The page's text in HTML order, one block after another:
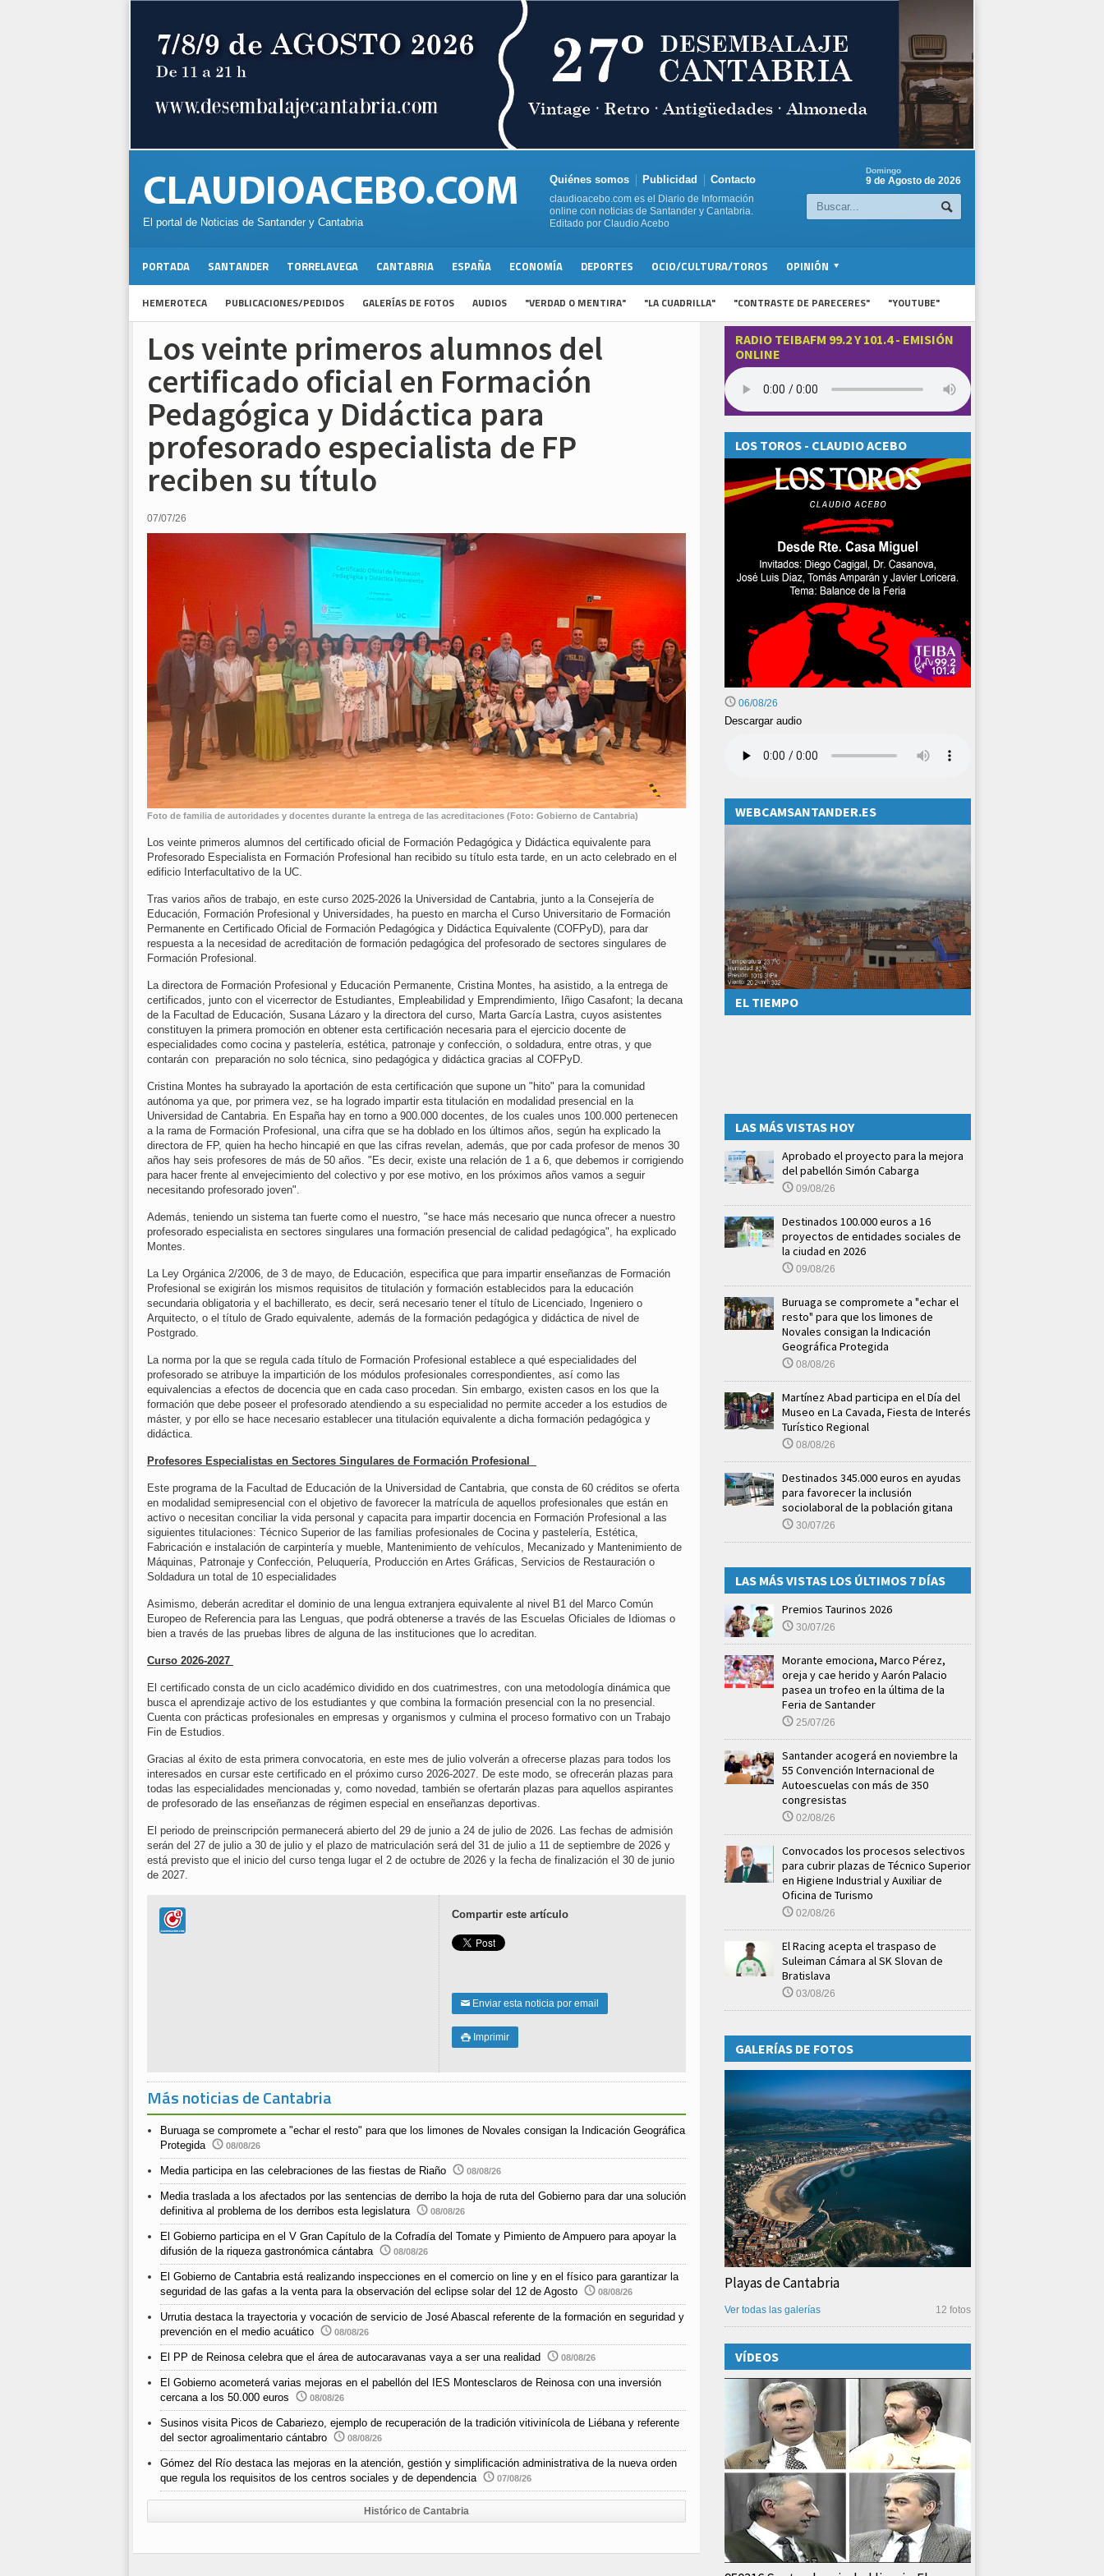
El portal de Noticias de Santander y Cantabria
Quiénes somos Publicidad Contacto
claudioacebo.com es el Diario de Información
online con noticias de Santander y Cantabria.
Editado por Claudio Acebo
Domingo
9 de Agosto de 2026
PORTADA SANTANDER TORRELAVEGA CANTABRIA ESPAÑA ECONOMÍA DEPORTES OCIO/CULTURA/TOROS OPINIÓN
HEMEROTECA PUBLICACIONES/PEDIDOS GALERÍAS DE FOTOS AUDIOS "VERDAD O MENTIRA" "LA CUADRILLA" "CONTRASTE DE PARECERES" "YOUTUBE"
Los veinte primeros alumnos del
certificado oficial en Formación
Pedagógica y Didáctica para
profesorado especialista de FP
reciben su título
07/07/26
Foto de familia de autoridades y docentes durante la entrega de las acreditaciones (Foto: Gobierno de Cantabria)
Los veinte primeros alumnos del certificado oficial de Formación Pedagógica y Didáctica equivalente para
Profesorado Especialista en Formación Profesional han recibido su título esta tarde, en un acto celebrado en el
edificio Interfacultativo de la UC.
Tras varios años de trabajo, en este curso 2025-2026 la Universidad de Cantabria, junto a la Consejería de
Educación, Formación Profesional y Universidades, ha puesto en marcha el Curso Universitario de Formación
Permanente en Certificado Oficial de Formación Pedagógica y Didáctica Equivalente (COFPyD), para dar
respuesta a la necesidad de acreditación de formación pedagógica del profesorado de sectores singulares de
Formación Profesional.
La directora de Formación Profesional y Educación Permanente, Cristina Montes, ha asistido, a la entrega de
certificados, junto con el vicerrector de Estudiantes, Empleabilidad y Emprendimiento, Iñigo Casafont; la decana
de la Facultad de Educación, Susana Lázaro y la directora del curso, Marta García Lastra, cuyos asistentes
constituyen la primera promoción en obtener esta certificación necesaria para el ejercicio docente de
especialidades como cocina y pastelería, estética, patronaje y confección, o soldadura, entre otras, y que
contarán con preparación no solo técnica, sino pedagógica y didáctica gracias al COFPyD.
Cristina Montes ha subrayado la aportación de esta certificación que supone un "hito" para la comunidad
autónoma ya que, por primera vez, se ha logrado impartir esta titulación en modalidad presencial en la
Universidad de Cantabria. En España hay en torno a 900.000 docentes, de los cuales unos 100.000 pertenecen
a la rama de Formación Profesional, una cifra que se ha doblado en los últimos años, según ha explicado la
directora de FP, quien ha hecho hincapié en que las cifras revelan, además, que por cada profesor de menos 30
años hay seis profesores de más de 50 años. "Es decir, existe una relación de 1 a 6, que debemos ir corrigiendo
para hacer frente al envejecimiento del colectivo y por ese motivo, en los próximos años vamos a seguir
necesitando profesorado joven".
Además, teniendo un sistema tan fuerte como el nuestro, "se hace más necesario que nunca ofrecer a nuestro
profesorado especialista en sectores singulares una formación presencial de calidad pedagógica", ha explicado
Montes.
La Ley Orgánica 2/2006, de 3 de mayo, de Educación, especifica que para impartir enseñanzas de Formación
Profesional se exigirán los mismos requisitos de titulación y formación establecidos para la educación
secundaria obligatoria y el bachillerato, es decir, será necesario tener el título de Licenciado, Ingeniero o
Arquitecto, o el título de Grado equivalente, además de la formación pedagógica y didáctica de nivel de
Postgrado.
La norma por la que se regula cada título de Formación Profesional establece a qué especialidades del
profesorado se atribuye la impartición de los módulos profesionales correspondientes, así como las
equivalencias a efectos de docencia que en cada caso procedan. Sin embargo, existen casos en los que la
formación que debe poseer el profesorado atendiendo a su especialidad no permite acceder a los estudios de
máster, y por ello se hace necesario establecer una titulación equivalente a dicha formación pedagógica y
didáctica.
Profesores Especialistas en Sectores Singulares de Formación Profesional
Este programa de la Facultad de Educación de la Universidad de Cantabria, que consta de 60 créditos se oferta
en modalidad semipresencial con el objetivo de favorecer la matrícula de aquellos profesionales que están en
activo o necesitan conciliar la vida personal y capacita para impartir docencia en Formación Profesional a las
siguientes titulaciones: Técnico Superior de las familias profesionales de Cocina y pastelería, Estética,
Fabricación e instalación de carpintería y mueble, Mantenimiento de vehículos, Mecanizado y Mantenimiento de
Máquinas, Patronaje y Confección, Peluquería, Producción en Artes Gráficas, Servicios de Restauración o
Soldadura un total de 10 especialidades
Asimismo, deberán acreditar el dominio de una lengua extranjera equivalente al nivel B1 del Marco Común
Europeo de Referencia para las Lenguas, que podrá obtenerse a través de las Escuelas Oficiales de Idiomas o
bien a través de las pruebas libres de alguna de las instituciones que lo acreditan.
Curso 2026-2027
El certificado consta de un ciclo académico dividido en dos cuatrimestres, con una metodología dinámica que
busca el aprendizaje activo de los estudiantes y que combina la formación presencial con la no presencial.
Cuenta con prácticas profesionales en empresas y organismos y culmina el proceso formativo con un Trabajo
Fin de Estudios.
Gracias al éxito de esta primera convocatoria, en este mes de julio volverán a ofrecerse plazas para todos los
interesados en cursar este certificado en el próximo curso 2026-2027. De este modo, se ofrecerán plazas para
todas las especialidades mencionadas y, como novedad, también se ofertarán plazas para aquellos aspirantes
de profesorado de las enseñanzas de régimen especial en enseñanzas deportivas.
El periodo de preinscripción permanecerá abierto del 29 de junio a 24 de julio de 2026. Las fechas de admisión
serán del 27 de julio a 30 de julio y el plazo de matriculación será del 31 de julio a 11 de septiembre de 2026 y
está previsto que el inicio del curso tenga lugar el 2 de octubre de 2026 y la fecha de finalización el 30 de junio
de 2027.
Compartir este artículo
✉ Enviar esta noticia por email
 Imprimir
Más noticias de Cantabria
Buruaga se compromete a "echar el resto" para que los limones de Novales consigan la Indicación Geográfica
Protegida
08/08/26
Media participa en las celebraciones de las fiestas de Riaño 08/08/26
Media traslada a los afectados por las sentencias de derribo la hoja de ruta del Gobierno para dar una solución
definitiva al problema de los derribos esta legislatura
08/08/26
El Gobierno participa en el V Gran Capítulo de la Cofradía del Tomate y Pimiento de Ampuero para apoyar la
difusión de la riqueza gastronómica cántabra
08/08/26
El Gobierno de Cantabria está realizando inspecciones en el comercio on line y en el físico para garantizar la
seguridad de las gafas a la venta para la observación del eclipse solar del 12 de Agosto
08/08/26
Urrutia destaca la trayectoria y vocación de servicio de José Abascal referente de la formación en seguridad y
prevención en el medio acuático
08/08/26
El PP de Reinosa celebra que el área de autocaravanas vaya a ser una realidad 08/08/26
El Gobierno acometerá varias mejoras en el pabellón del IES Montesclaros de Reinosa con una inversión
cercana a los 50.000 euros
08/08/26
Susinos visita Picos de Cabariezo, ejemplo de recuperación de la tradición vitivinícola de Liébana y referente
del sector agroalimentario cántabro
08/08/26
Gómez del Río destaca las mejoras en la atención, gestión y simplificación administrativa de la nueva orden
que regula los requisitos de los centros sociales y de dependencia
07/08/26
Histórico de Cantabria
RADIO TEIBAFM 99.2 Y 101.4 - EMISIÓN
ONLINE
LOS TOROS - CLAUDIO ACEBO
06/08/26
Descargar audio
WEBCAMSANTANDER.ES
EL TIEMPO
LAS MÁS VISTAS HOY
Aprobado el proyecto para la mejora
del pabellón Simón Cabarga
09/08/26
Destinados 100.000 euros a 16
proyectos de entidades sociales de
la ciudad en 2026
09/08/26
Buruaga se compromete a "echar el
resto" para que los limones de
Novales consigan la Indicación
Geográfica Protegida
08/08/26
Martínez Abad participa en el Día del
Museo en La Cavada, Fiesta de Interés
Turístico Regional
08/08/26
Destinados 345.000 euros en ayudas
para favorecer la inclusión
sociolaboral de la población gitana
30/07/26
LAS MÁS VISTAS LOS ÚLTIMOS 7 DÍAS
Premios Taurinos 2026
30/07/26
Morante emociona, Marco Pérez,
oreja y cae herido y Aarón Palacio
pasea un trofeo en la última de la
Feria de Santander
25/07/26
Santander acogerá en noviembre la
55 Convención Internacional de
Autoescuelas con más de 350
congresistas
02/08/26
Convocados los procesos selectivos
para cubrir plazas de Técnico Superior
en Higiene Industrial y Auxiliar de
Oficina de Turismo
02/08/26
El Racing acepta el traspaso de
Suleiman Cámara al SK Slovan de
Bratislava
03/08/26
GALERÍAS DE FOTOS
Playas de Cantabria
12 fotos
Ver todas las galerías
VÍDEOS